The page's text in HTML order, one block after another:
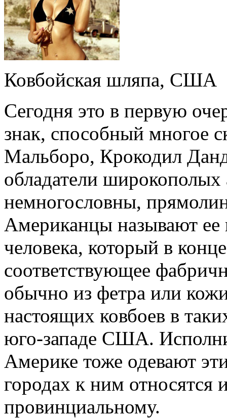
Ковбойская шляпа, США
Сегодня это в первую
знак, способный многое
Мальборо, Крокодил
обладатели
немногословны,
Американцы называют
человека, который в
соответствующее
обычно из фетра или
настоящих ковбоев в
юго-западе США.
Америке тоже одевают
городах к ним относятся
провинциальному.